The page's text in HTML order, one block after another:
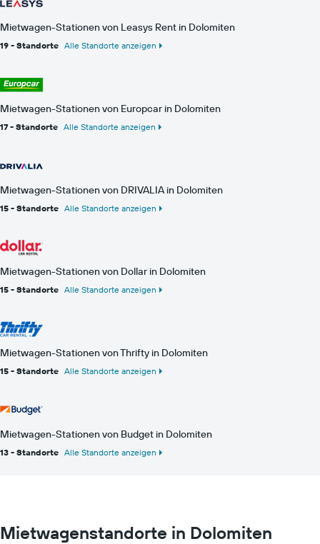
Mietwagen-Stationen von Leasys Rent in Dolomiten
19 - Standorte Alle Standorte anzeigen
Mietwagen-Stationen von Europcar in Dolomiten
17 - Standorte Alle Standorte anzeigen
Mietwagen-Stationen von DRIVALIA in Dolomiten
15 - Standorte Alle Standorte anzeigen
Mietwagen-Stationen von Dollar in Dolomiten
15 - Standorte Alle Standorte anzeigen
Mietwagen-Stationen von Thrifty in Dolomiten
15 - Standorte Alle Standorte anzeigen
Mietwagen-Stationen von Budget in Dolomiten
13 - Standorte Alle Standorte anzeigen
Mietwagenstandorte in Dolomiten